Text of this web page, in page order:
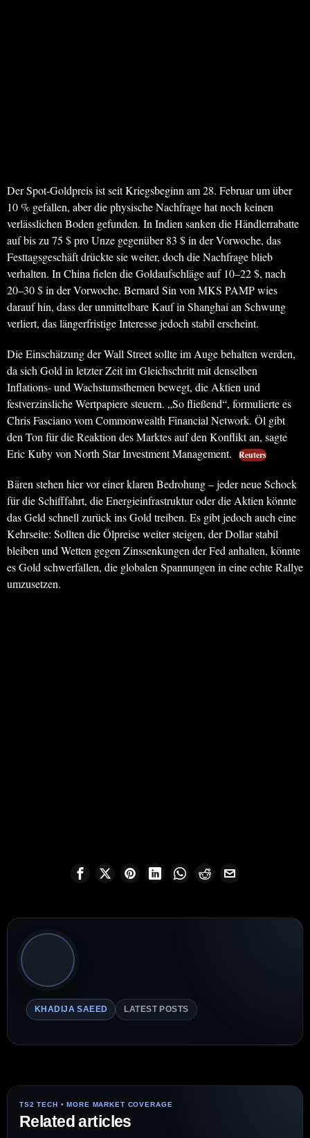
Der Spot-Goldpreis ist seit Kriegsbeginn am 28. Februar um über
10 % gefallen, aber die physische Nachfrage hat noch keinen
verlässlichen Boden gefunden. In Indien sanken die Händlerrabatte
auf bis zu 75 $ pro Unze gegenüber 83 $ in der Vorwoche, das
Festtagsgeschäft drückte sie weiter, doch die Nachfrage blieb
verhalten. In China fielen die Goldaufschläge auf 10–22 $, nach
20–30 $ in der Vorwoche. Bernard Sin von MKS PAMP wies
darauf hin, dass der unmittelbare Kauf in Shanghai an Schwung
verliert, das längerfristige Interesse jedoch stabil erscheint.
Die Einschätzung der Wall Street sollte im Auge behalten werden,
da sich Gold in letzter Zeit im Gleichschritt mit denselben
Inflations- und Wachstumsthemen bewegt, die Aktien und
festverzinsliche Wertpapiere steuern. „So fließend“, formulierte es
Chris Fasciano vom Commonwealth Financial Network. Öl gibt
den Ton für die Reaktion des Marktes auf den Konflikt an, sagte
Eric Kuby von North Star Investment Management.
Reuters
Bären stehen hier vor einer klaren Bedrohung – jeder neue Schock
für die Schifffahrt, die Energieinfrastruktur oder die Aktien könnte
das Geld schnell zurück ins Gold treiben. Es gibt jedoch auch eine
Kehrseite: Sollten die Ölpreise weiter steigen, der Dollar stabil
bleiben und Wetten gegen Zinssenkungen der Fed anhalten, könnte
es Gold schwerfallen, die globalen Spannungen in eine echte Rallye
umzusetzen.
KHADIJA SAEED LATEST POSTS
Related articles